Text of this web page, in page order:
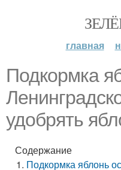
главная
Подкормка
удобрять
Содержание
Подкормка яблонь